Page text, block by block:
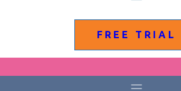
FREE TRIAL